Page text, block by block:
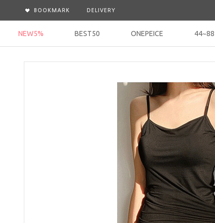
BOOKMARK DELIVERY
NEW5% BEST50 ONEPEICE 44~88